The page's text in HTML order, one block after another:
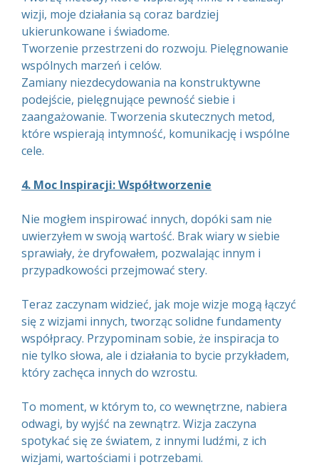
wizji, moje działania są coraz bardziej
ukierunkowane i świadome.
Tworzenie przestrzeni do rozwoju. Pielęgnowanie
wspólnych marzeń i celów.
Zamiany niezdecydowania na konstruktywne
podejście, pielęgnujące pewność siebie i
zaangażowanie. Tworzenia skutecznych metod,
które wspierają intymność, komunikację i wspólne
cele.
4. Moc Inspiracji: Współtworzenie
Nie mogłem inspirować innych, dopóki sam nie
uwierzyłem w swoją wartość. Brak wiary w siebie
sprawiały, że dryfowałem, pozwalając innym i
przypadkowości przejmować stery.
Teraz zaczynam widzieć, jak moje wizje mogą łączyć
się z wizjami innych, tworząc solidne fundamenty
współpracy. Przypominam sobie, że inspiracja to
nie tylko słowa, ale i działania to bycie przykładem,
który zachęca innych do wzrostu.
To moment, w którym to, co wewnętrzne, nabiera
odwagi, by wyjść na zewnątrz. Wizja zaczyna
spotykać się ze światem, z innymi ludźmi, z ich
wizjami, wartościami i potrzebami.